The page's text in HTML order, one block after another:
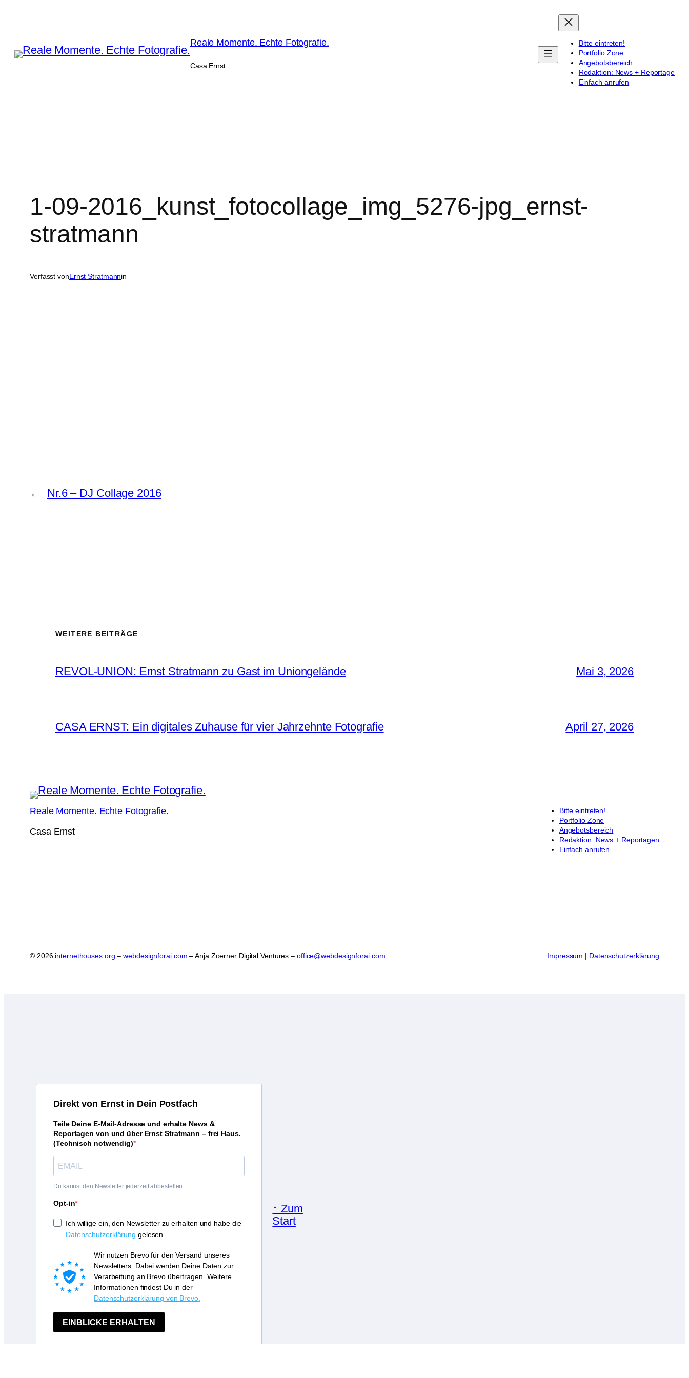
Reale Momente. Echte Fotografie.
Casa Ernst
Bitte eintreten!
Portfolio Zone
Angebotsbereich
Redaktion: News + Reportage
Einfach anrufen
1-09-2016_kunst_fotocollage_img_5276-jpg_ernst-
stratmann
Verfasst vonErnst Stratmannin
← Nr.6 – DJ Collage 2016
WEITERE BEITRÄGE
REVOL-UNION: Ernst Stratmann zu Gast im Uniongelände Mai 3, 2026
CASA ERNST: Ein digitales Zuhause für vier Jahrzehnte Fotografie April 27, 2026
Reale Momente. Echte Fotografie.
Casa Ernst
Bitte eintreten!
Portfolio Zone
Angebotsbereich
Redaktion: News + Reportagen
Einfach anrufen
© 2026 internethouses.org –webdesignforai.com – Anja Zoerner Digital Ventures – office@webdesignforai.com Impressum | Datenschutzerklärung
Direkt von Ernst in Dein Postfach
Teile Deine E-Mail-Adresse und erhalte News &
Reportagen von und über Ernst Stratmann – frei Haus.
(Technisch notwendig)
Du kannst den Newsletter jederzeit abbestellen.
Opt-in
Ich willige ein, den Newsletter zu erhalten und habe die
Datenschutzerklärung gelesen.
Wir nutzen Brevo für den Versand unseres
Newsletters. Dabei werden Deine Daten zur
Verarbeitung an Brevo übertragen. Weitere
Informationen findest Du in der
Datenschutzerklärung von Brevo.
EINBLICKE ERHALTEN
↑ Zum
Start